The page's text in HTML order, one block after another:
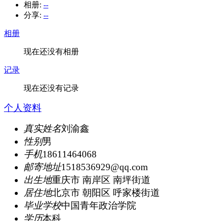
相册: --
分享: --
相册
现在还没有相册
记录
现在还没有记录
个人资料
真实姓名刘渝鑫
性别男
手机18611464068
邮寄地址1518536929@qq.com
出生地重庆市 南岸区 南坪街道
居住地北京市 朝阳区 呼家楼街道
毕业学校中国青年政治学院
学历本科